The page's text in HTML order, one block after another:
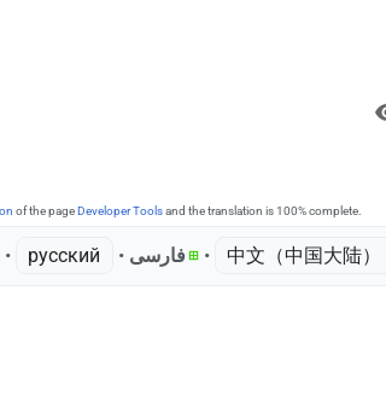
of the pageDeveloper Toolsand the translation is 100% complete.
• ‎ русский • ‎ فارسی • ‎ 中文（中国大陆）‎